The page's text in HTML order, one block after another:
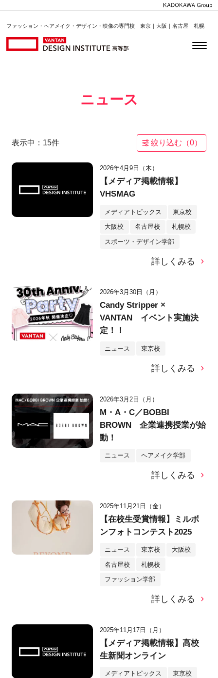
ファッション・ヘアメイク・デザイン・映像の専門校 東京｜大阪｜名古屋｜札幌
ニュース
表示中： 15件 絞り込む（0）
2026年4月9日（木）
【メディア掲載情報】
VHSMAG
メディアトピックス 東京校
大阪校 名古屋校 札幌校
スポーツ・デザイン学部
詳しくみる
2026年3月30日（月）
Candy Stripper ×
VANTAN イベント実施決
定！！
ニュース 東京校
詳しくみる
2026年3月2日（月）
M・A・C／BOBBI
BROWN 企業連携授業が始
動！
ニュース ヘアメイク学部
詳しくみる
2025年11月21日（金）
【在校生受賞情報】ミルボ
ンフォトコンテスト2025
ニュース 東京校 大阪校
名古屋校 札幌校
ファッション学部
詳しくみる
2025年11月17日（月）
【メディア掲載情報】高校
生新聞オンライン
メディアトピックス 東京校